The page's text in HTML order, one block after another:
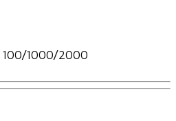
100/1000/2000